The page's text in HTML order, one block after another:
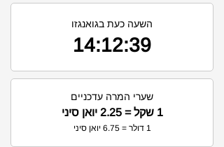
השעה כעת בגואנגזו
14:12:40
שערי המרה עדכניים
1 שקל = 2.25 יואן סיני
1 דולר = 6.75 יואן סיני